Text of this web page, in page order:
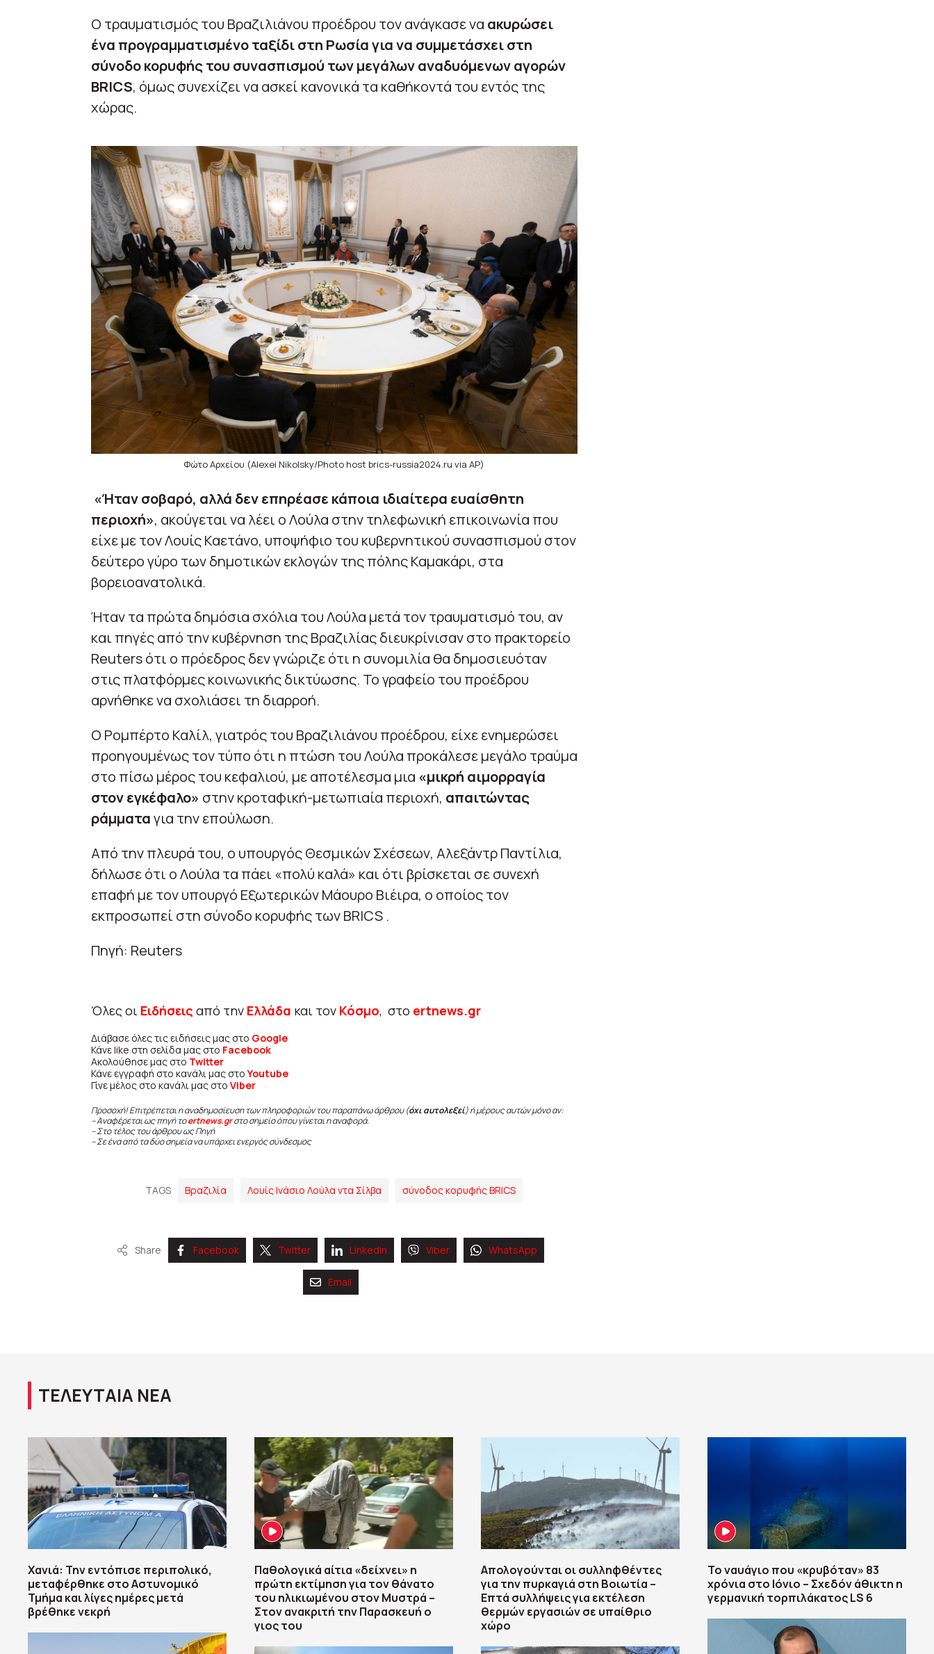
Ο τραυματισμός του Βραζιλιάνου προέδρου τον ανάγκασε να ακυρώσει
ένα προγραμματισμένο ταξίδι στη Ρωσία για να συμμετάσχει στη
σύνοδο κορυφής του συνασπισμού των μεγάλων αναδυόμενων αγορών
BRICS, όμως συνεχίζει να ασκεί κανονικά τα καθήκοντά του εντός της
χώρας.
Φώτο Αρχείου (Alexei Nikolsky/Photo host brics-russia2024.ru via AP)
«Ήταν σοβαρό, αλλά δεν επηρέασε κάποια ιδιαίτερα ευαίσθητη
περιοχή», ακούγεται να λέει ο Λούλα στην τηλεφωνική επικοινωνία που
είχε με τον Λουίς Καετάνο, υποψήφιο του κυβερνητικού συνασπισμού στον
δεύτερο γύρο των δημοτικών εκλογών της πόλης Καμακάρι, στα
βορειοανατολικά.
Ήταν τα πρώτα δημόσια σχόλια του Λούλα μετά τον τραυματισμό του, αν
και πηγές από την κυβέρνηση της Βραζιλίας διευκρίνισαν στο πρακτορείο
Reuters ότι ο πρόεδρος δεν γνώριζε ότι η συνομιλία θα δημοσιευόταν
στις πλατφόρμες κοινωνικής δικτύωσης. Το γραφείο του προέδρου
αρνήθηκε να σχολιάσει τη διαρροή.
Ο Ρομπέρτο Καλίλ, γιατρός του Βραζιλιάνου προέδρου, είχε ενημερώσει
προηγουμένως τον τύπο ότι η πτώση του Λούλα προκάλεσε μεγάλο τραύμα
στο πίσω μέρος του κεφαλιού, με αποτέλεσμα μια «μικρή αιμορραγία
στον εγκέφαλο» στην κροταφική-μετωπιαία περιοχή, απαιτώντας
ράμματαγια την επούλωση.
Από την πλευρά του, ο υπουργός Θεσμικών Σχέσεων, Αλεξάντρ Παντίλια,
δήλωσε ότι ο Λούλα τα πάει «πολύ καλά» και ότι βρίσκεται σε συνεχή
επαφή με τον υπουργό Εξωτερικών Μάουρο Βιέιρα, ο οποίος τον
εκπροσωπεί στη σύνοδο κορυφής των BRICS .
Πηγή: Reuters
Όλες οι Ειδήσεις από την Ελλάδα και τον Κόσμο, στο ertnews.gr
Διάβασε όλες τις ειδήσεις μας στο Google
Κάνε like στη σελίδα μας στο Facebook
Ακολούθησε μας στο Twitter
Κάνε εγγραφή στο κανάλι μας στοYoutube
Γίνε μέλος στο κανάλι μας στο Viber
Προσοχή! Επιτρέπεται η αναδημοσίευση των πληροφοριών του παραπάνω άρθρου (όχι αυτολεξεί) ή μέρους αυτών μόνο αν:
– Αναφέρεται ως πηγή τοertnews.gr στο σημείο όπου γίνεται η αναφορά.
– Στο τέλος του άρθρου ως Πηγή
– Σε ένα από τα δύο σημεία να υπάρχει ενεργός σύνδεσμος
TAGS Βραζιλία Λουίς Ινάσιο Λούλα ντα Σίλβα σύνοδος κορυφής BRICS
Share Facebook Twitter Linkedin Viber WhatsApp
Email
ΤΕΛΕΥΤΑΙΑ ΝΕΑ
Χανιά: Την εντόπισε περιπολικό,
μεταφέρθηκε στο Αστυνομικό
Τμήμα και λίγες ημέρες μετά
βρέθηκε νεκρή
Παθολογικά αίτια «δείχνει» η
πρώτη εκτίμηση για τον θάνατο
του ηλικιωμένου στον Μυστρά –
Στον ανακριτή την Παρασκευή ο
γιος του
Απολογούνται οι συλληφθέντες
για την πυρκαγιά στη Βοιωτία –
Επτά συλλήψεις για εκτέλεση
θερμών εργασιών σε υπαίθριο
χώρο
Το ναυάγιο που «κρυβόταν» 83
χρόνια στο Ιόνιο – Σχεδόν άθικτη η
γερμανική τορπιλάκατος LS 6